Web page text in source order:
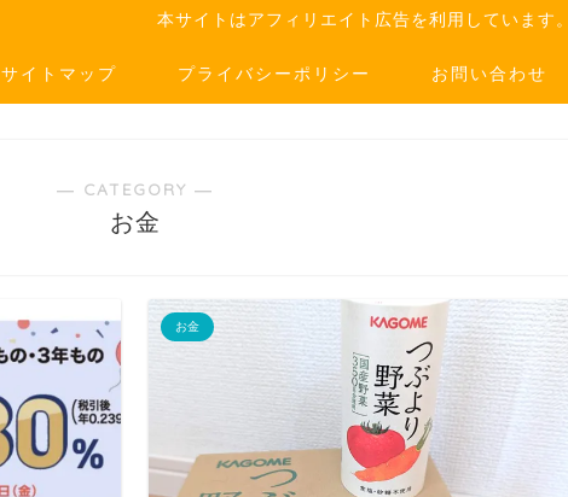
本サイトはアフィリエイト広告を利用しています。
サイトマップ プライバシーポリシー お問い合わせ
― CATEGORY ―
お金
お金